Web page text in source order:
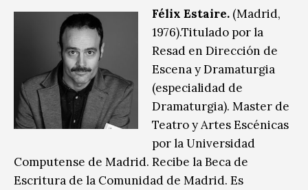
Félix Estaire. (Madrid,
1976).Titulado por la
Resad en Dirección de
Escena y Dramaturgia
(especialidad de
Dramaturgia). Master de
Teatro y Artes Escénicas
por la Universidad
Computense de Madrid. Recibe la Beca de
Escritura de la Comunidad de Madrid. Es